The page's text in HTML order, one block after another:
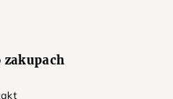
zakupach